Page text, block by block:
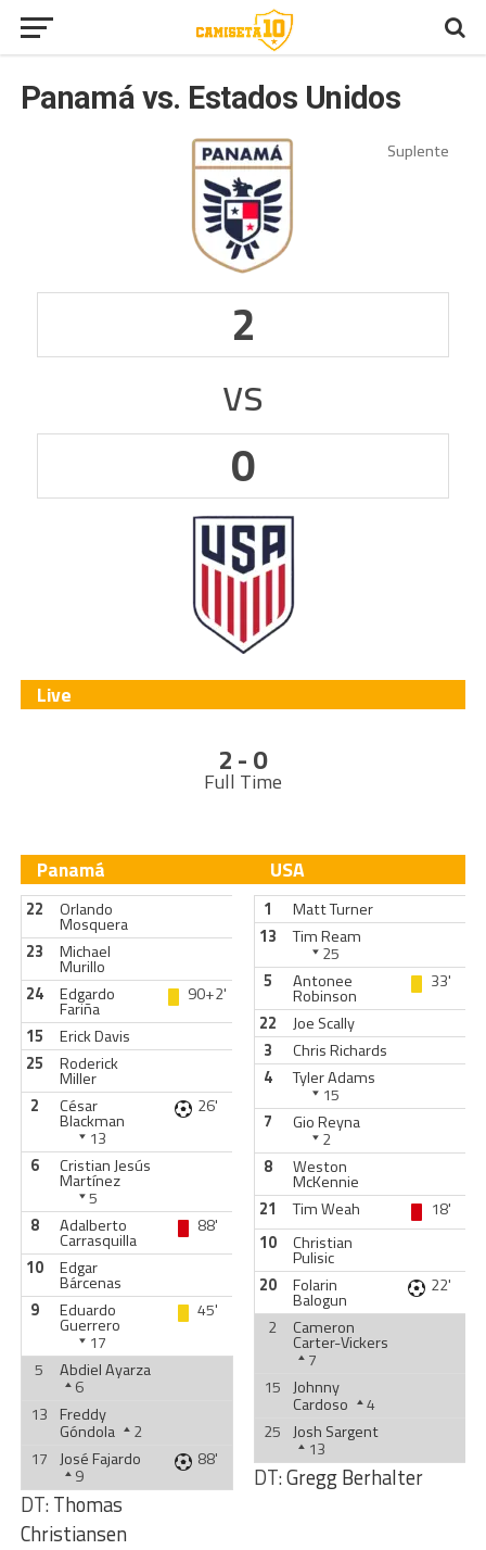
Panamá vs. Estados Unidos
2
vs
0
Live
2 - 0
Full Time
Panamá
22 Orlando
Mosquera
23
Michael
Murillo
24
Edgardo
Fariña
90+2'
15
Erick Davis
25
Roderick
Miller
2
César
Blackman
13
26'
6 Cristian Jesús
Martínez
5
8
Adalberto
Carrasquilla
88'
10
Edgar
Bárcenas
9
Eduardo
Guerrero
17
45'
5 Abdiel Ayarza
6
13 Freddy
Góndola
2
17 José Fajardo
9
88'
DT:Thomas
Christiansen
USA
1
Matt Turner
13
Tim Ream
25
5
Antonee
Robinson
33'
22
Joe Scally
3
Chris Richards
4
Tyler Adams
15
7
Gio Reyna
2
8
Weston
McKennie
21
Tim Weah
18'
10
Christian
Pulisic
20
Folarin
Balogun
22'
2
Cameron
Carter-Vickers
7
15 Johnny
Cardoso
4
25 Josh Sargent
13
DT:Gregg Berhalter